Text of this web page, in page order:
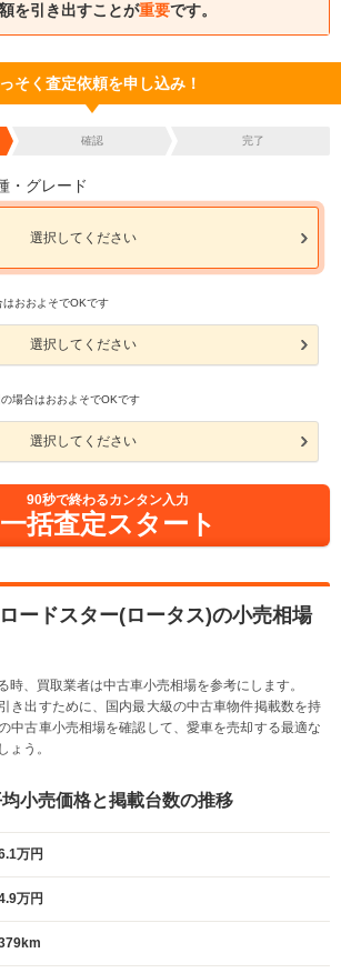
を引き出すことが重要です。
そく査定依頼を申し込み！
確認 完了
・グレード
選択してください
おおよそでOKです
選択してください
場合はおおよそでOKです
選択してください
90秒で終わるカンタン入力
一括査定スタート
ードスター(ロータス)の小売相場
時、買取業者は中古車小売相場を参考にします。
き出すために、国内最大級の中古車物件掲載数を持
中古車小売相場を確認して、愛車を売却する最適な
ょう。
小売価格と掲載台数の推移
万円
万円